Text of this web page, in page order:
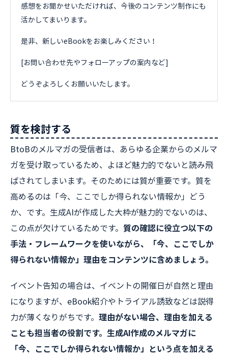
感想をお聞かせいただければ、今後のコンテンツ制作にも
活かしてまいります。
是非、新しいeBookをお楽しみください！
[お問い合わせ先やフォローアップの案内など]
どうぞよろしくお願いいたします。
質を検討する
BtoBのメルマガの受信者は、あらゆる企業からのメルマ
ガを受け取っているため、よほど魅力的でないと読み飛
ばされてしまいます。そのためには質が重要です。質を
高めるのは「今、ここでしか得られない情報か」どう
か、です。生成AIが作成した大枠が魅力的でないのは、
この点が欠けているためです。 質の確認に役立つ以下の
手法・フレームワークを使いながら、「今、ここでしか
得られない情報か」理由をコンテンツに含めましょう。
イベント告知の場合は、イベントの開催日が自然と理由
になりますが、eBook紹介やトライアル誘致などは説得
力が薄くなりがちです。 理由がない場合、理由を加える
ことも担当者の役割です。生成AI作成のメルマガに
「今、ここでしか得られない情報か」という点を加える